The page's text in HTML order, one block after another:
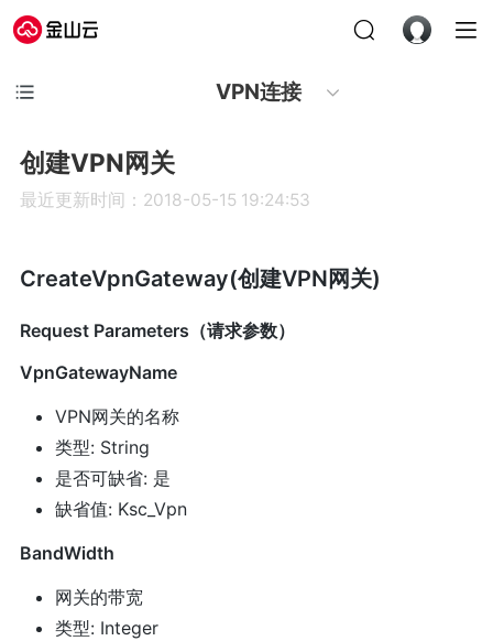
VPN连接
创建VPN网关
最近更新时间：2018-05-15 19:24:53
CreateVpnGateway(创建VPN网关)
Request Parameters（请求参数）
VpnGatewayName
VPN网关的名称
类型: String
是否可缺省: 是
缺省值: Ksc_Vpn
BandWidth
网关的带宽
类型: Integer